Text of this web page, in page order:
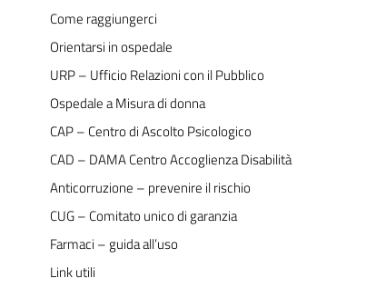
Come raggiungerci
Orientarsi in ospedale
URP – Ufficio Relazioni con il Pubblico
Ospedale a Misura di donna
CAP – Centro di Ascolto Psicologico
CAD – DAMA Centro Accoglienza Disabilità
Anticorruzione – prevenire il rischio
CUG – Comitato unico di garanzia
Farmaci – guida all’uso
Link utili